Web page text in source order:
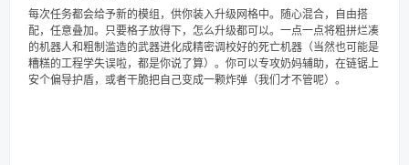
每次任务都会给予新的模组，供你装入升级网格中。随心混合，自由搭
配，任意叠加。只要格子放得下，怎么升级都可以。一点一点将粗拼烂凑
的机器人和粗制滥造的武器进化成精密调校好的死亡机器（当然也可能是
糟糕的工程学失误啦，都是你说了算）。你可以专攻奶妈辅助，在链锯上
安个偏导护盾，或者干脆把自己变成一颗炸弹（我们才不管呢）。